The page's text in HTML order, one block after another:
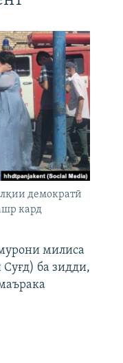
демократӣ
кард
милиса
ба зидди,